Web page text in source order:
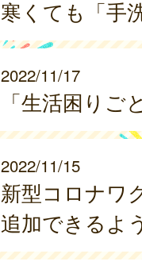
寒くても「手
2022/11/17
「生活困り
2022/11/15
新型コロナワ
追加できるよ